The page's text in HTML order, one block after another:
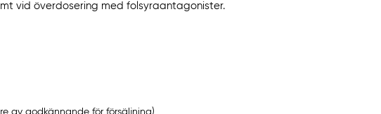
vid överdosering med folsyraantagonister.